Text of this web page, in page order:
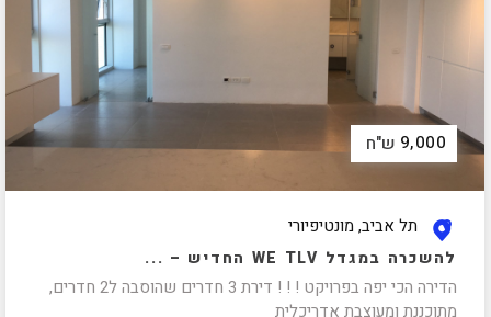
9,000 ש"ח
תל אביב, מונטיפיורי
להשכרה במגדל WE TLV החדיש – ...
הדירה הכי יפה בפרויקט ! ! ! דירת 3 חדרים שהוסבה ל2 חדרים,
מתוכננת ומעוצבת אדריכלית